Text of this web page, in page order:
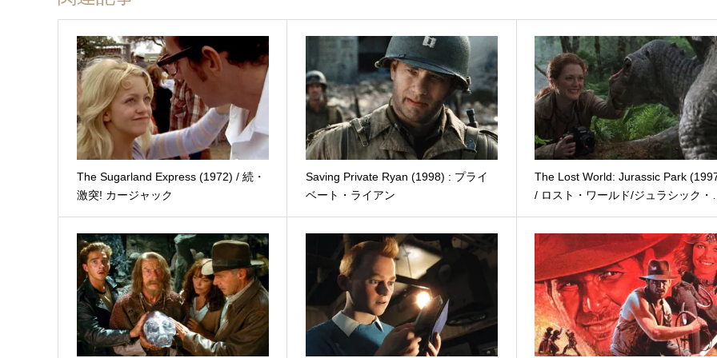
The Sugarland Express (1972) / 続・
激突! カージャック
Saving Private Ryan (1998) : プライ
ベート・ライアン
The Lost World: Jurassic Park
/ ロスト・ワールド/ジュラシック